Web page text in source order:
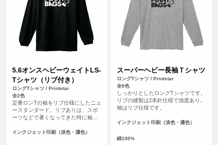
5.6オンスヘビーウェイトLS-
Tシャツ（リブ付き）
ロングTシャツ / Printstar
全2色
定番ロンTの袖をリブ仕様にしたニュ
ースタンダード。リブありは、スポ
ーツなどで暑くなってきた時に袖を
インクジェット印刷（淡色・濃色）
スーパーヘビー長袖Ｔシャツ
ロングTシャツ / Printstar
全8色
しっかりとしたロングTシャツです。
リブの縫製は2本針仕様で強度あり。
袖はリブ仕様です。
インクジェット印刷（淡色・濃色）
綿100%